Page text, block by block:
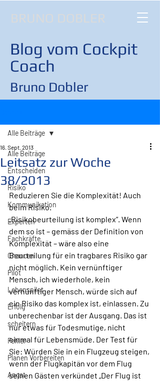
BRUNO DOBLER
Blog vom Cockpit
Coach
Bruno Dobler
Alle Beiträge
Entscheiden
Risiko
Kommunikation
Experten
Fachkräfte
Chancen
Pilot
Lebenspilot
Erfolg
scheitern
Fehler
Planen Vorbereiten
Angst
Alle Beiträge
Leitsatz zur Woche
38/2013
16. Sept. 2013
Reduzieren Sie die Komplexität! Auch
beim Risiko.
„Risikobeurteilung ist komplex“. Wenn
dem so ist – gemäss der Definition von
Komplexität – wäre also eine
Beurteilung für ein tragbares Risiko gar
nicht möglich. Kein vernünftiger
Mensch, ich wiederhole, kein
vernünftiger Mensch, würde sich auf
ein Risiko das komplex ist, einlassen. Zu
unberechenbar ist der Ausgang. Das ist
nur etwas für Todesmutige, nicht
einmal für Lebensmüde. Der Test für
Sie: Würden Sie in ein Flugzeug steigen,
wenn der Flugkapitän vor dem Flug
seinen Gästen verkündet „Der Flug ist